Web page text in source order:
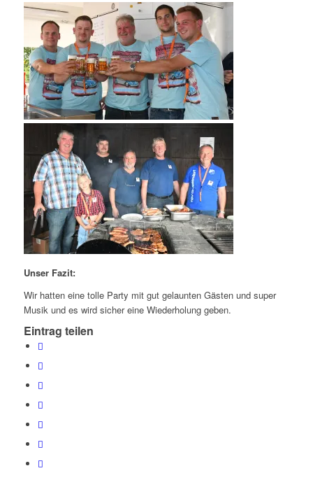
Unser Fazit:
Wir hatten eine tolle Party mit gut gelaunten Gästen und super
Musik und es wird sicher eine Wiederholung geben.
Eintrag teilen